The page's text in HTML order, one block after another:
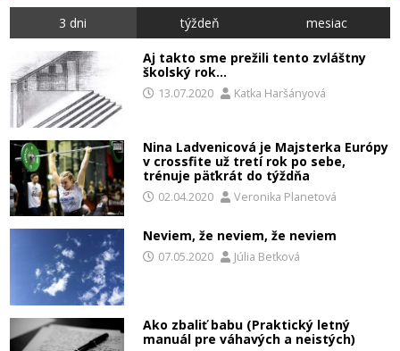
3 dni týždeň mesiac
Aj takto sme prežili tento zvláštny
školský rok…
13.07.2020 Katka Haršányová
Nina Ladvenicová je Majsterka Európy
v crossfite už tretí rok po sebe,
trénuje päťkrát do týždňa
02.04.2020 Veronika Planetová
Neviem, že neviem, že neviem
07.05.2020 Júlia Beťková
Ako zbaliť babu (Praktický letný
manuál pre váhavých a neistých)